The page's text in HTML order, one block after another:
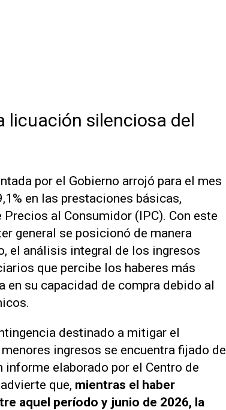
licuación silenciosa del
por el Gobierno arrojó para el mes
en las prestaciones básicas,
al Consumidor (IPC). Con este
general se posicionó de manera
el análisis integral de los ingresos
que percibe los haberes más
en su capacidad de compra debido al
destinado a mitigar el
ingresos se encuentra fijado de
elaborado por el Centro de
que, mientras el haber
aquel período y junio de 2026, la